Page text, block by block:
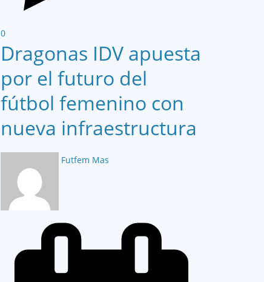
0
Dragonas IDV apuesta
por el futuro del
fútbol femenino con
nueva infraestructura
Futfem Mas